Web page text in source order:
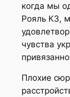
когда мы
Рояль КЗ,
чувства
Плохие